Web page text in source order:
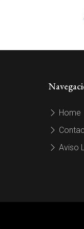
Home
Aviso